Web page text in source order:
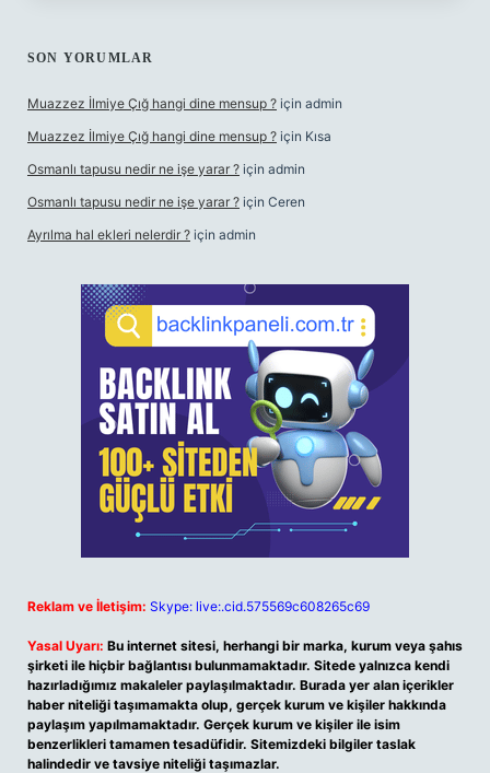
SON YORUMLAR
Muazzez İlmiye Çığ hangi dine mensup ? için admin
Muazzez İlmiye Çığ hangi dine mensup ? için Kısa
Osmanlı tapusu nedir ne işe yarar ? için admin
Osmanlı tapusu nedir ne işe yarar ? için Ceren
Ayrılma hal ekleri nelerdir ? için admin
Reklam ve İletişim: Skype: live:.cid.575569c608265c69
Yasal Uyarı: Bu internet sitesi, herhangi bir marka, kurum veya şahıs
şirketi ile hiçbir bağlantısı bulunmamaktadır. Sitede yalnızca kendi
hazırladığımız makaleler paylaşılmaktadır. Burada yer alan içerikler
haber niteliği taşımamakta olup, gerçek kurum ve kişiler hakkında
paylaşım yapılmamaktadır. Gerçek kurum ve kişiler ile isim
benzerlikleri tamamen tesadüfidir. Sitemizdeki bilgiler taslak
halindedir ve tavsiye niteliği taşımazlar.